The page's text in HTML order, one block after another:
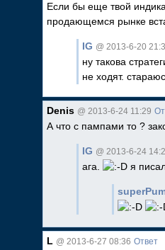
Если бы еще твой
продающемся рынке
IG @ 2013-6-20
ну такова
не ходят.
Denis @ 2013-6-24 11:29
А что с пампами то ?
IG @ 2013-6-24
ага. я
L @ 2013-6-27 08:36 Ответ